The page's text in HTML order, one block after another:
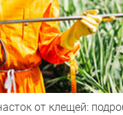
от клещей: